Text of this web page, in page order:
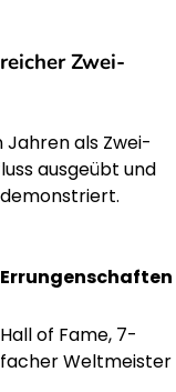
Zwei-
als Zwei-
ausgeübt und
Errungenschaften
Hall of Fame, 7-
facher Weltmeister